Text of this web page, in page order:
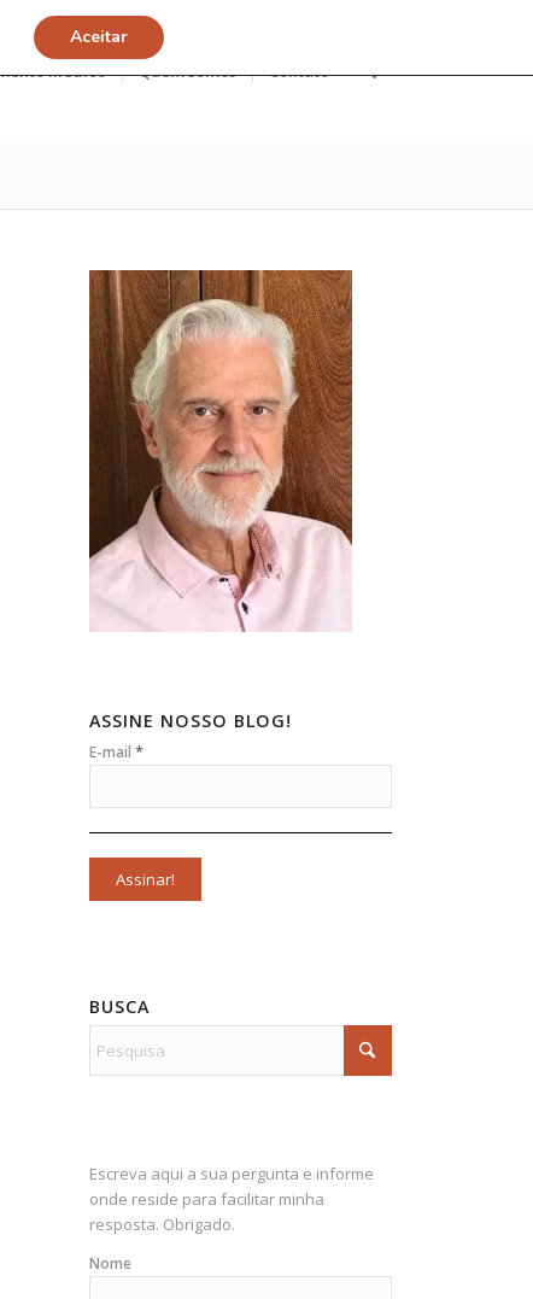
Médico Quem somos Contato
ASSINE NOSSO BLOG!
E-mail*
BUSCA
Escreva aqui a sua pergunta e informe
onde reside para facilitar minha
resposta. Obrigado.
Nome
Aceitar